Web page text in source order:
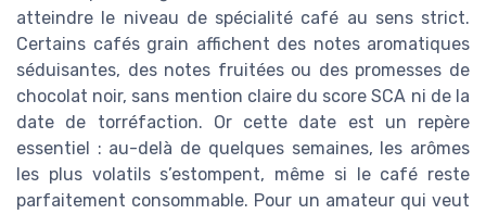
atteindre le niveau de spécialité café au sens strict.
Certains cafés grain affichent des notes aromatiques
séduisantes, des notes fruitées ou des promesses de
chocolat noir, sans mention claire du score SCA ni de la
date de torréfaction. Or cette date est un repère
essentiel : au-delà de quelques semaines, les arômes
les plus volatils s’estompent, même si le café reste
parfaitement consommable. Pour un amateur qui veut